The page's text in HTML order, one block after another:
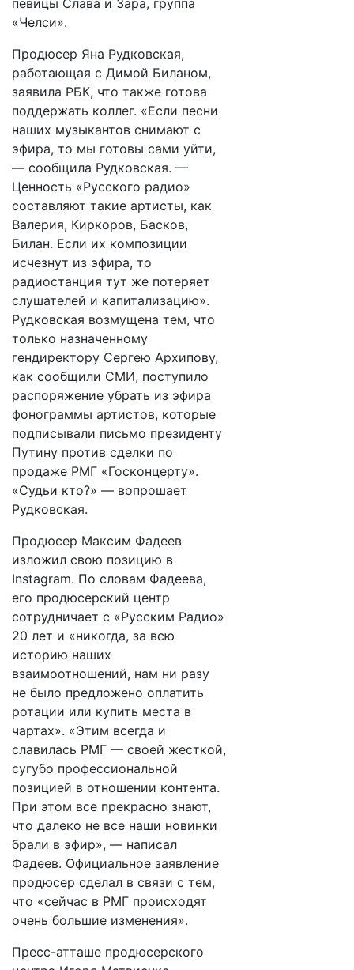
певицы Слава и Зара, группа
«Челси».
Продюсер Яна Рудковская,
работающая с Димой Биланом,
заявила РБК, что также готова
поддержать коллег. «Если песни
наших музыкантов снимают с
эфира, то мы готовы сами уйти,
— сообщила Рудковская. —
Ценность «Русского радио»
составляют такие артисты, как
Валерия, Киркоров, Басков,
Билан. Если их композиции
исчезнут из эфира, то
радиостанция тут же потеряет
слушателей и капитализацию».
Рудковская возмущена тем, что
только назначенному
гендиректору Сергею Архипову,
как сообщили СМИ, поступило
распоряжение убрать из эфира
фонограммы артистов, которые
подписывали письмо президенту
Путину против сделки по
продаже РМГ «Госконцерту».
«Судьи кто?» — вопрошает
Рудковская.
Продюсер Максим Фадеев
изложил свою позицию в
Instagram. По словам Фадеева,
его продюсерский центр
сотрудничает с «Русским Радио»
20 лет и «никогда, за всю
историю наших
взаимоотношений, нам ни разу
не было предложено оплатить
ротации или купить места в
чартах». «Этим всегда и
славилась РМГ — своей жесткой,
сугубо профессиональной
позицией в отношении контента.
При этом все прекрасно знают,
что далеко не все наши новинки
брали в эфир», — написал
Фадеев. Официальное заявление
продюсер сделал в связи с тем,
что «сейчас в РМГ происходят
очень большие изменения».
Пресс-атташе продюсерского